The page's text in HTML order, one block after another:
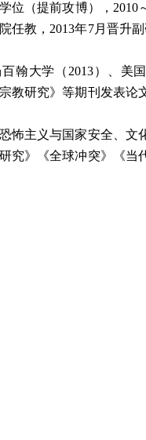
位（提前攻博）， 2010
任教， 2013年7月晋升副
翰大学（ 2013）、美
教研究》等期刊发表论
怖主义与国家安全、文
究》《全球冲突》《当